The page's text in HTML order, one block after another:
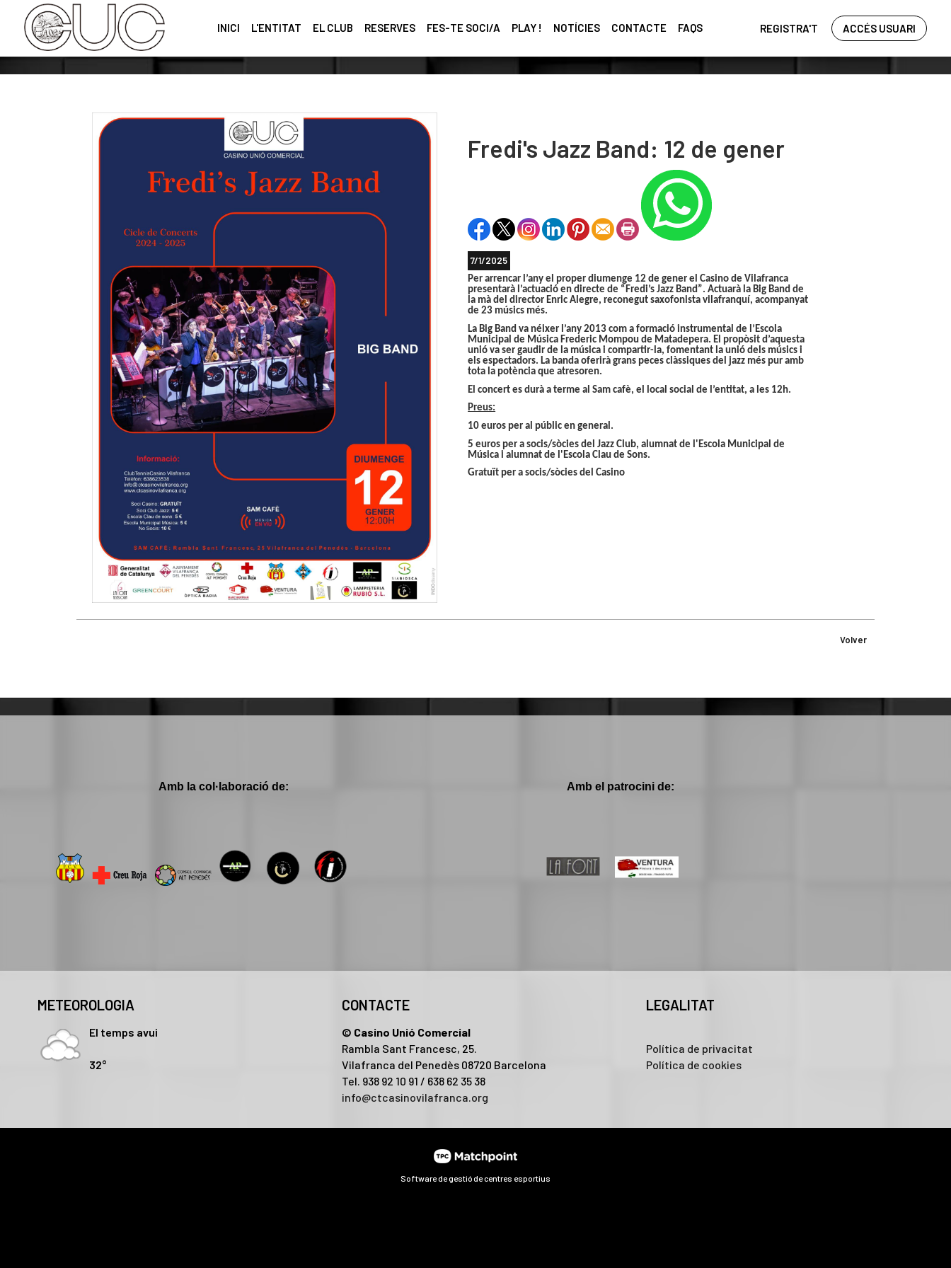
REGISTRA'T ACCÉS USUARI
INICI L'ENTITAT EL CLUB RESERVES FES-TE SOCI/A PLAY ! NOTÍCIES CONTACTE FAQS
Fredi's Jazz Band: 12 de gener
7/1/2025
Per arrencar l’any el proper diumenge 12 de gener el Casino de Vilafranca
presentarà l’actuació en directe de “Fredi’s Jazz Band”. Actuarà la Big Band de
la mà del directorEnric Alegre, reconegut saxofonista vilafranquí, acompanyat
de 23 músics més.
La Big Band va néixer l’any 2013 com a formació instrumental de l’Escola
Municipal de Música Frederic Mompou de Matadepera. El propòsit d’aquesta
unió va ser gaudir de la música i compartir-la, fomentant la unió dels músics i
els espectadors. La banda oferirà grans peces clàssiques del jazz més pur amb
tota la potència que atresoren.
El concert es durà a terme al Sam cafè,el local social de l’entitat, a les 12h.
Preus:
10 euros per al públic en general.
5 euros per a socis/sòcies del Jazz Club, alumnat de l'Escola Municipal de
Música i alumnat de l'Escola Clau de Sons.
Gratuït per a socis/sòcies del Casino
Volver
Amb la col·laboració de: Amb el patrocini de:
METEOROLOGIA
El temps avui
32°
CONTACTE
© Casino Unió Comercial
Rambla Sant Francesc, 25.
Vilafranca del Penedès 08720 Barcelona
Tel. 938 92 10 91 / 638 62 35 38
info@ctcasinovilafranca.org
LEGALITAT
Política de privacitat
Política de cookies
Software de gestió de centres esportius